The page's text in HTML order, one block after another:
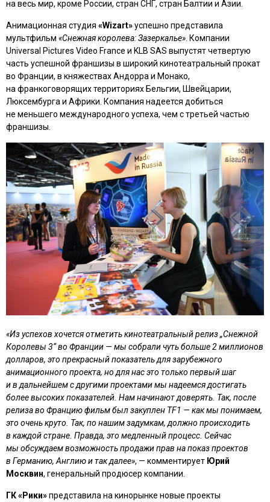
на весь мир, кроме России, стран СНГ, стран Балтии и Азии.
Анимационная студия «Wizart»успешно представила
мультфильм «Снежная королева: Зазеркалье». Компании
Universal Pictures Video France и KLB SAS выпустят четвертую
часть успешной франшизы в широкий кинотеатральный прокат
во Франции, в княжествах Андорра и Монако,
на франкоговорящих территориях Бельгии, Швейцарии,
Люксембурга и Африки. Компания надеется добиться
не меньшего международного успеха, чем с третьей частью
франшизы.
«Из успехов хочется отметить кинотеатральный релиз „Снежной
Королевы 3“ во Франции — мы собрали чуть больше 2 миллионов
долларов, это прекрасный показатель для зарубежного
анимационного проекта, но для нас это только первый шаг
и в дальнейшем с другими проектами мы надеемся достигать
более высоких показателей. Нам начинают доверять. Так, после
релиза во Францию фильм был закуплен TF1 — как мы понимаем,
это очень круто. Так, по нашим задумкам, должно происходить
в каждой стране. Правда, это медленный процесс. Сейчас
мы обсуждаем возможность продажи прав на показ проектов
в Германию, Англию и так далее», — комментирует Юрий
Москвин, генеральный продюсер компании.
ГК «Рики»представила на кинорынке новые проекты